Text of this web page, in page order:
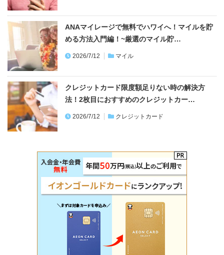
ANAマイレージで無料でハワイへ！マイルを貯
める方法入門編！~厳選のマイル貯…
2026/7/12 マイル
クレジットカード限度額足りない時の解決方
法！2枚目におすすめのクレジットカー…
2026/7/12 クレジットカード